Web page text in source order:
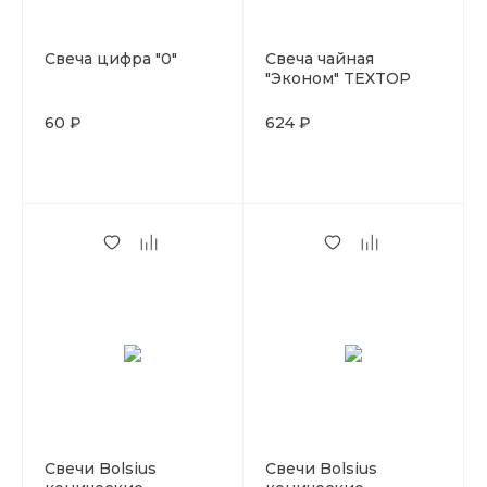
Свеча цифра "0"
60 ₽
Свеча чайная
"Эконом" TEXTOP
(Россия)
624 ₽
Свечи Bolsius
Свечи Bolsius